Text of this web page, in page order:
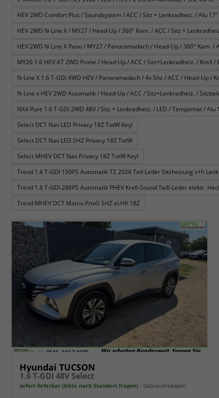
HEV 2WD Comfort Plus / Soundsystem / ACC / Sitz + Lenkradheiz. / Alu
HEV 2WD N-Line X / MY27 / Head-Up / 360° Kam. / ACC / Sitz +
HEV 2WD N-Line X Pano / MY27 / Panoramadach / Head-Up / 360° Kam.
MY26 1.6 HEV AT 2WD Prime / Head-Up / ACC / Sitz+Lenkradheiz. / Krell
N-Line X 1.6 T-GDI 4WD HEV / Panoramadach / 4x Shz / ACC / Head-Up
N-Line x HEV 2WD Automatik / Head-Up / ACC / Sitz+Lenkradheiz. /
NX4 Pure 1.6 T-GDI 2WD 48V / Sitz + Lenkradheiz. / LED / Tempomat / Alu
Select DCT Nav LED Privacy 18Z TotW Keyl
Select DCT Nav LED SHZ Privacy 18Z TotW
Select MHEV DCT Nav Privacy 18Z TotW Keyl
Trend 1.6 T-GDI 150PS Automatik TZ 2026 Teil-Leder Sitzheizung v+h
Trend 1.6 T-GDI 288PS Automatik PHEV Krell-Sound Teill-Leder elektr.
Trend MHEV DCT Matrix PrivG SHZ el.HK 18Z
Hyundai TUCSON
1.6 T-GDI 48V Select
sofort lieferbar (bitte nach Standort fragen) Gebrauchtwagen